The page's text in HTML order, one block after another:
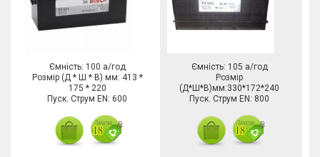
Ємність: 100 а/год
Розмір (Д * Ш * В) мм: 413 *
175 * 220
Пуск. Струм EN: 600
Ємність: 105 а/год
Розмір
(Д*Ш*В)мм:330*172*240
Пуск. Струм EN: 800